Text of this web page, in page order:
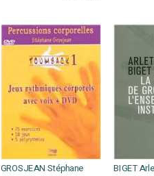
GROSJEAN Stéphane BIGET